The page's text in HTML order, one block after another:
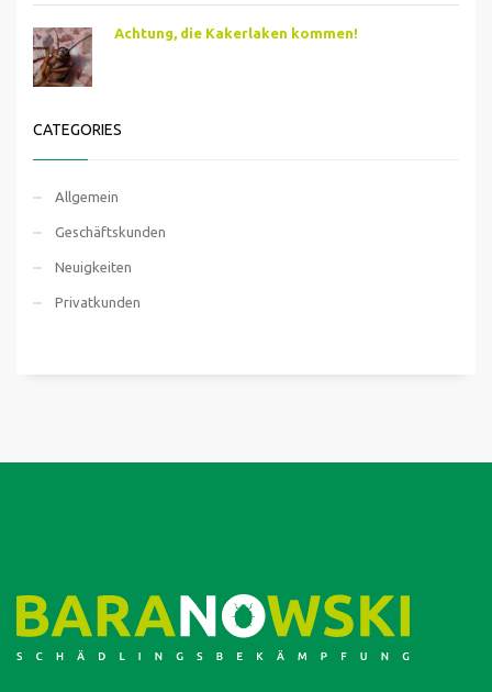
Achtung, die Kakerlaken kommen!
CATEGORIES
Allgemein
Geschäftskunden
Neuigkeiten
Privatkunden